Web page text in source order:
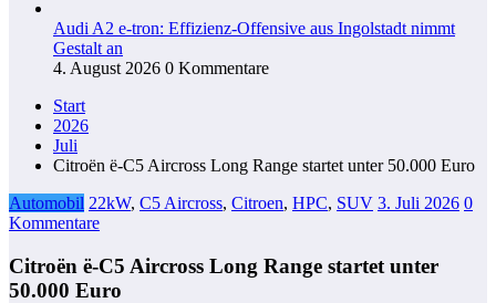
Audi A2 e-tron: Effizienz-Offensive aus Ingolstadt nimmt
Gestalt an
4. August 2026 0 Kommentare
Start
2026
Juli
Citroën ë-C5 Aircross Long Range startet unter 50.000 Euro
Automobil 22kW, C5 Aircross, Citroen, HPC, SUV 3. Juli 2026 0
Kommentare
Citroën ë-C5 Aircross Long Range startet unter
50.000 Euro